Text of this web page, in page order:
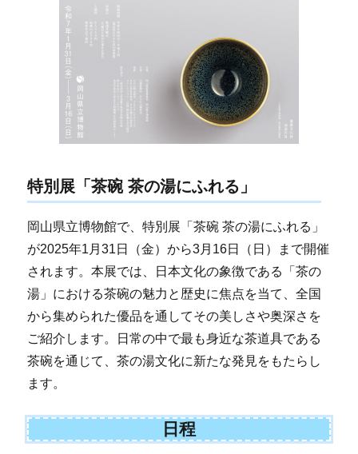
特別展「茶碗 茶の湯にふれる」
岡山県立博物館で、特別展「茶碗 茶の湯にふれる」
が2025年1月31日（金）から3月16日（日）まで開催
されます。本展では、日本文化の象徴である「茶の
湯」における茶碗の魅力と歴史に焦点を当て、全国
から集められた優品を通してその美しさや奥深さを
ご紹介します。日常の中で最も身近な茶道具である
茶碗を通じて、茶の湯文化に新たな発見をもたらし
ます。
日程